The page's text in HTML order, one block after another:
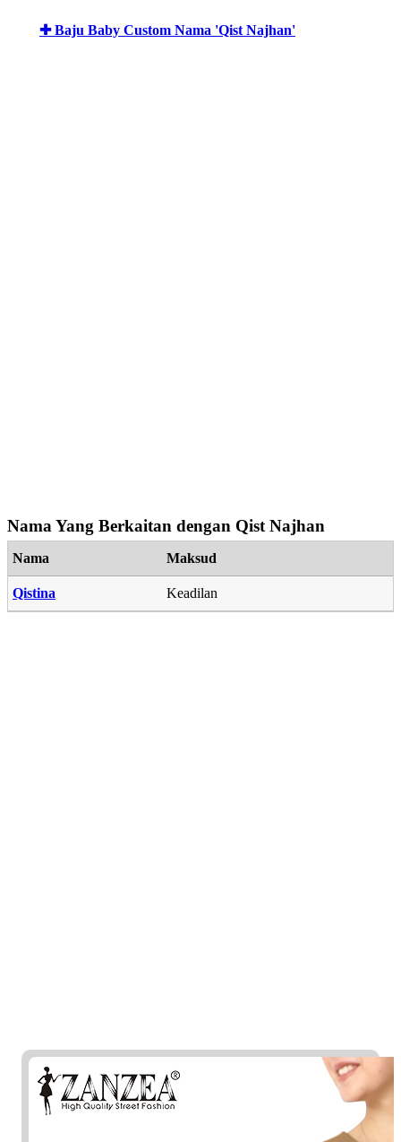
✚ Baju Baby Custom Nama 'Qist Najhan'
Nama Yang Berkaitan dengan Qist Najhan
Nama Maksud
Qistina Keadilan